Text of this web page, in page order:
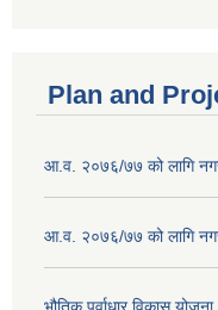
Plan and
आ.व. २०७६/७७ को लागि
आ.व. २०७६/७७ को लागि
भौतिक पूर्वाधार विकास